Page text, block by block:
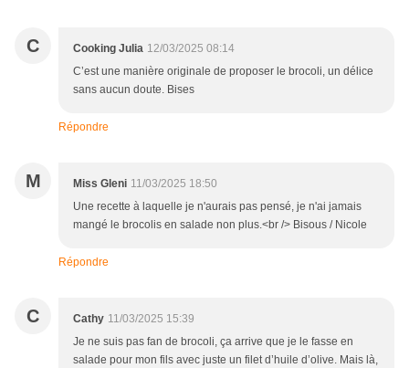
C Cooking Julia 12/03/2025 08:14
C’est une manière originale de proposer le brocoli, un délice
sans aucun doute. Bises
Répondre
M Miss Gleni 11/03/2025 18:50
Une recette à laquelle je n'aurais pas pensé, je n'ai jamais
mangé le brocolis en salade non plus.<br /> Bisous / Nicole
Répondre
C Cathy 11/03/2025 15:39
Je ne suis pas fan de brocoli, ça arrive que je le fasse en
salade pour mon fils avec juste un filet d’huile d’olive. Mais là,